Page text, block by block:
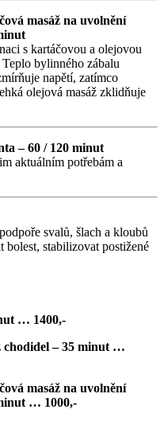
masáž na uvolnění
s kartáčovou a olejovou
bylinného zábalu
napětí, zatímco
olejová masáž zklidňuje
– 60 / 120 minut
aktuálním potřebám a
svalů, šlach a kloubů
bolest, stabilizovat postižené
… 1400,-
chodidel – 35 minut …
masáž na uvolnění
… 1000,-